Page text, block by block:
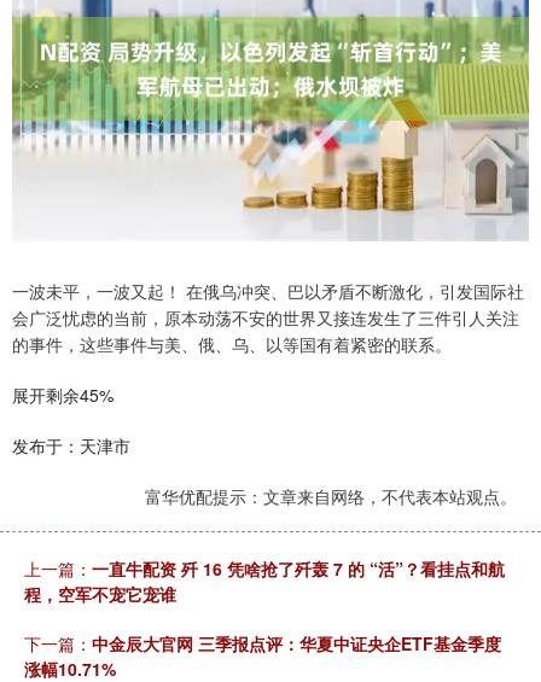
一波未平，一波又起！ 在俄乌冲突、巴以矛盾不断激化，引发国际社
会广泛忧虑的当前，原本动荡不安的世界又接连发生了三件引人关注
的事件，这些事件与美、俄、乌、以等国有着紧密的联系。
展开剩余45%
发布于：天津市
富华优配提示：文章来自网络，不代表本站观点。
上一篇： 一直牛配资 歼 16 凭啥抢了歼轰 7 的 “活”？看挂点和航
程，空军不宠它宠谁
下一篇： 中金辰大官网 三季报点评：华夏中证央企ETF基金季度
涨幅10.71%